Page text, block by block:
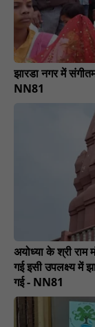
झारडा नगर में
NN81
अयोध्या के श्री राम
गई इसी उपलक्ष्य में
गई - NN81